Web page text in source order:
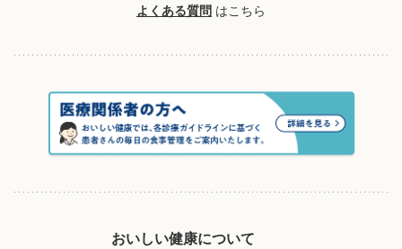
よくある質問 はこちら
おいしい健康について